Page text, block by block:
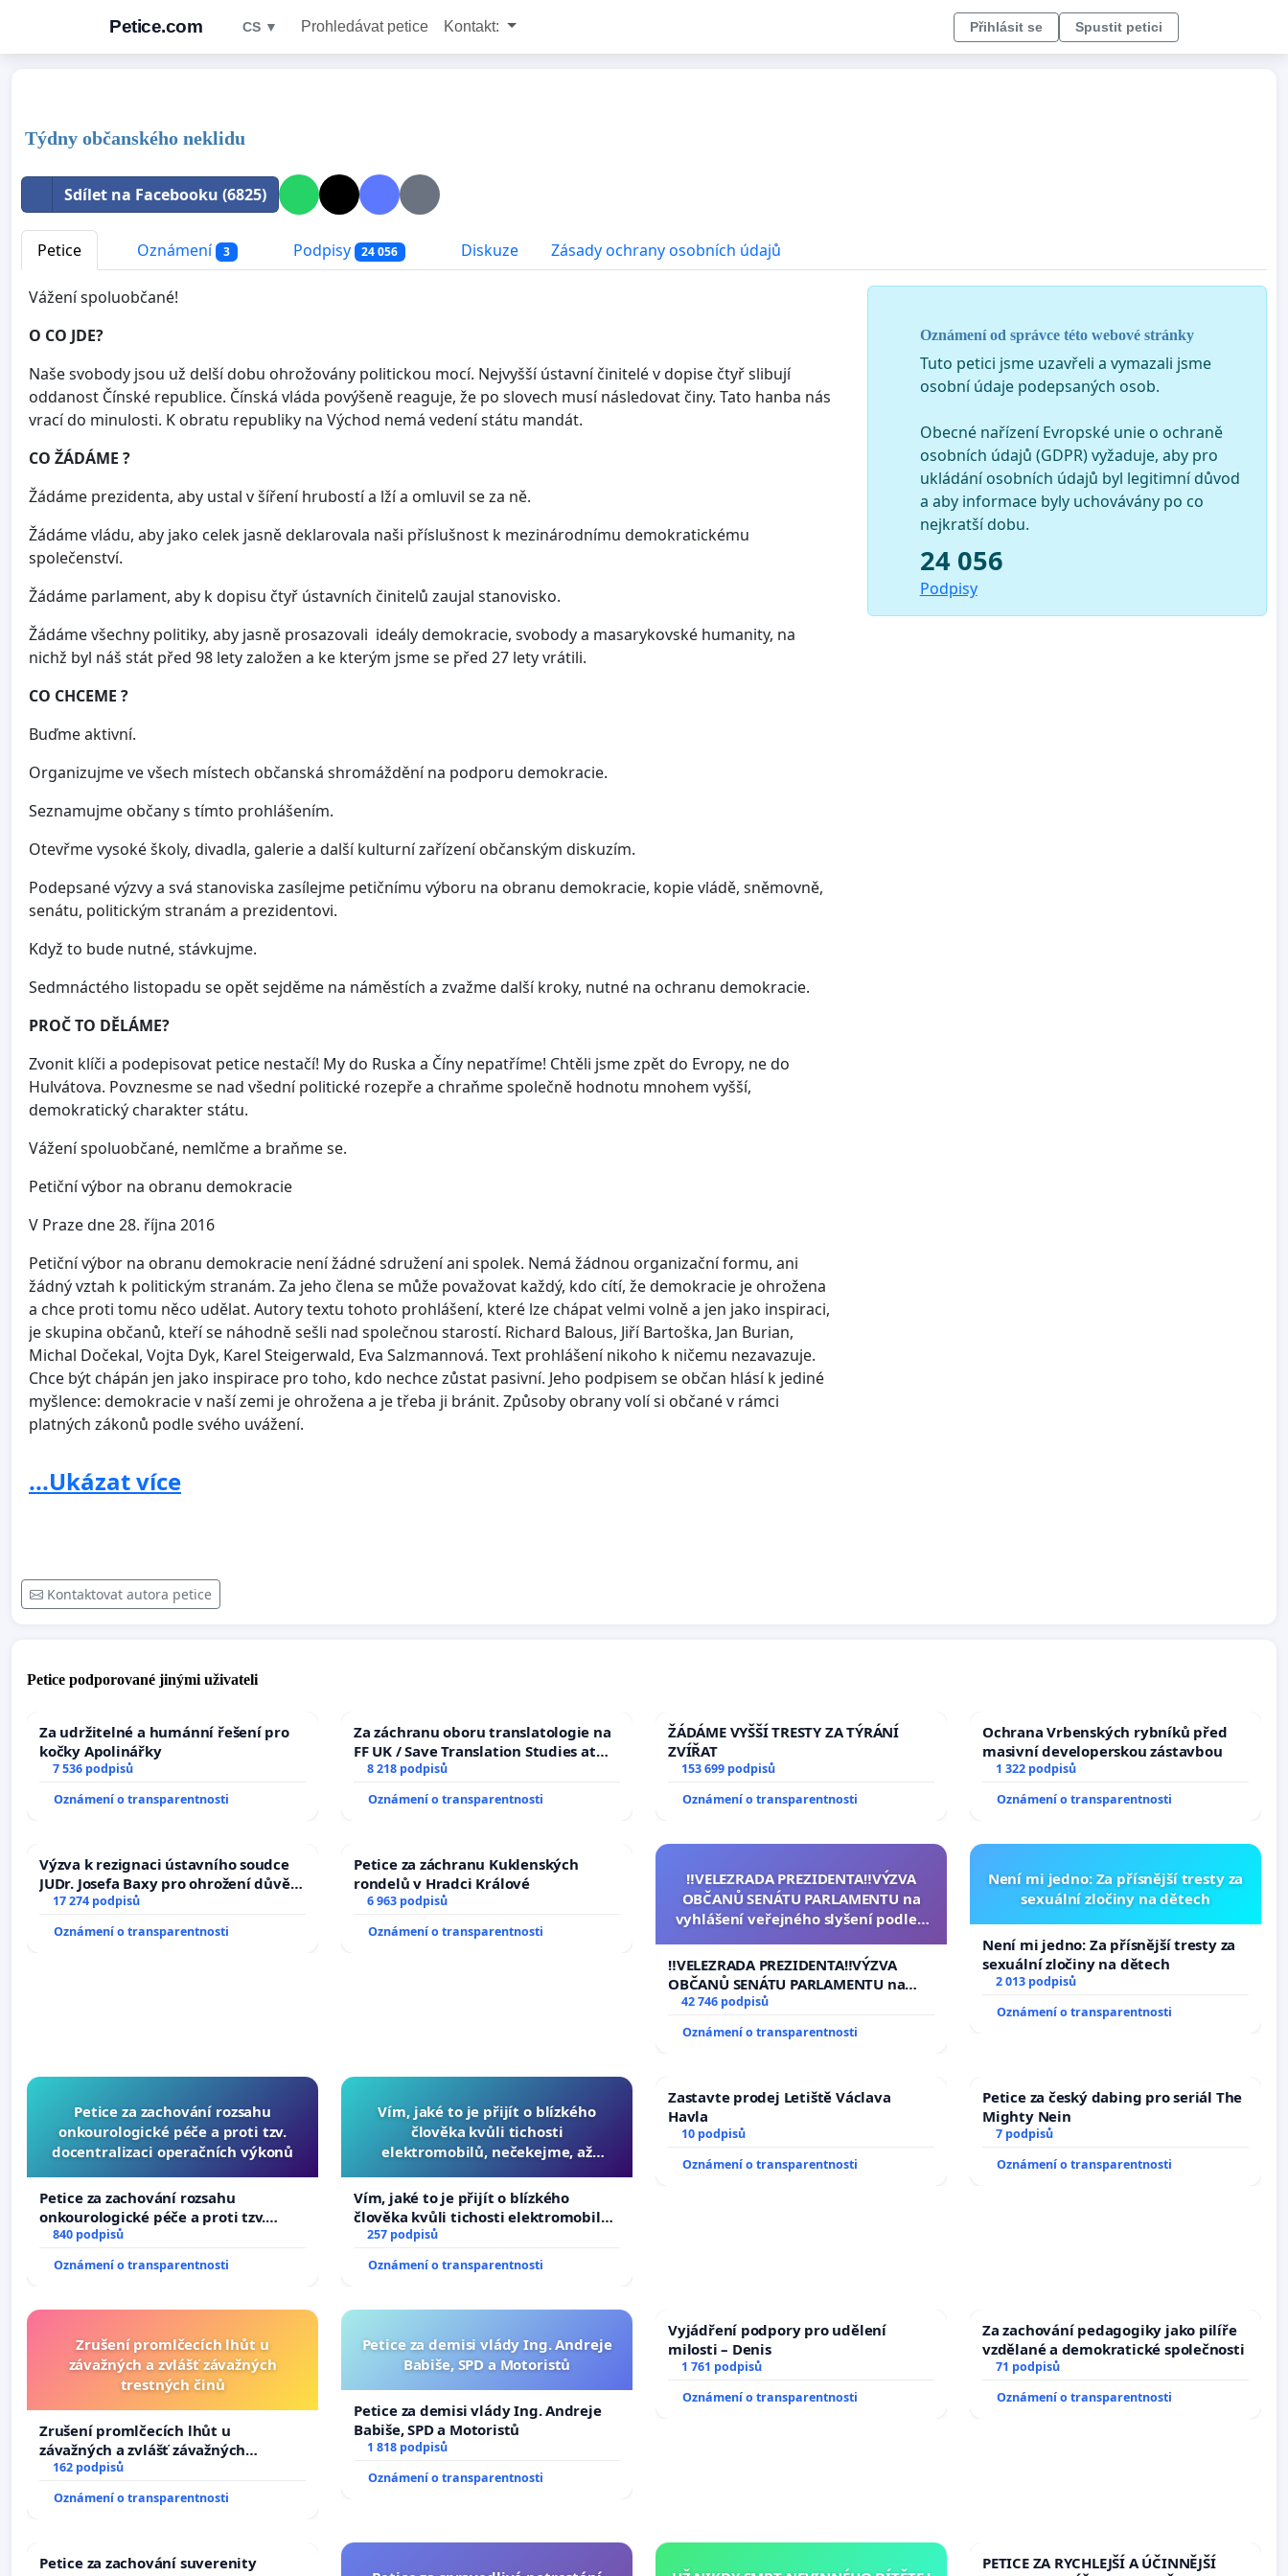
Petice.com CS ▼ Prohledávat petice Kontakt: Přihlásit se Spustit petici
Týdny občanského neklidu
Sdílet na Facebooku (6825)
Petice Oznámení 3 Podpisy 24 056 Diskuze Zásady ochrany osobních údajů
Vážení spoluobčané!
O CO JDE?
Naše svobody jsou už delší dobu ohrožovány politickou mocí. Nejvyšší ústavní činitelé v dopise čtyř slibují
oddanost Čínské republice. Čínská vláda povýšeně reaguje, že po slovech musí následovat činy. Tato hanba nás
vrací do minulosti. K obratu republiky na Východ nemá vedení státu mandát.
CO ŽÁDÁME ?
Žádáme prezidenta, aby ustal v šíření hrubostí a lží a omluvil se za ně.
Žádáme vládu, aby jako celek jasně deklarovala naši příslušnost k mezinárodnímu demokratickému
společenství.
Žádáme parlament, aby k dopisu čtyř ústavních činitelů zaujal stanovisko.
Žádáme všechny politiky, aby jasně prosazovali ideály demokracie, svobody a masarykovské humanity, na
nichž byl náš stát před 98 lety založen a ke kterým jsme se před 27 lety vrátili.
CO CHCEME ?
Buďme aktivní.
Organizujme ve všech místech občanská shromáždění na podporu demokracie.
Seznamujme občany s tímto prohlášením.
Otevřme vysoké školy, divadla, galerie a další kulturní zařízení občanským diskuzím.
Podepsané výzvy a svá stanoviska zasílejme petičnímu výboru na obranu demokracie, kopie vládě, sněmovně,
senátu, politickým stranám a prezidentovi.
Když to bude nutné, stávkujme.
Sedmnáctého listopadu se opět sejděme na náměstích a zvažme další kroky, nutné na ochranu demokracie.
PROČ TO DĚLÁME?
Zvonit klíči a podepisovat petice nestačí! My do Ruska a Číny nepatříme! Chtěli jsme zpět do Evropy, ne do
Hulvátova. Povznesme se nad všední politické rozepře a chraňme společně hodnotu mnohem vyšší,
demokratický charakter státu.
Vážení spoluobčané, nemlčme a braňme se.
Petiční výbor na obranu demokracie
V Praze dne 28. října 2016
Petiční výbor na obranu demokracie není žádné sdružení ani spolek. Nemá žádnou organizační formu, ani
žádný vztah k politickým stranám. Za jeho člena se může považovat každý, kdo cítí, že demokracie je ohrožena
a chce proti tomu něco udělat. Autory textu tohoto prohlášení, které lze chápat velmi volně a jen jako inspiraci,
je skupina občanů, kteří se náhodně sešli nad společnou starostí. Richard Balous, Jiří Bartoška, Jan Burian,
Michal Dočekal, Vojta Dyk, Karel Steigerwald, Eva Salzmannová. Text prohlášení nikoho k ničemu nezavazuje.
Chce být chápán jen jako inspirace pro toho, kdo nechce zůstat pasivní. Jeho podpisem se občan hlásí k jediné
myšlence: demokracie v naší zemi je ohrožena a je třeba ji bránit. Způsoby obrany volí si občané v rámci
platných zákonů podle svého uvážení.
Burešová, advokátka Libor Pešek, dirigent Roman Holý, hudebník Dan Bárta, zpěvák Roman Zach, herec
Simona Matásková, dramaturgyně Robert Balzar, hudebník Miroslav Chyška, hudebnik Jan Maxián, hudebník
Geislerová, herečka Ondřej Trojan, producent Pavel Beneš, grafik Eva Pilarová, zpěvačka Radka Denemarková,
Ondřej Vetchý, herec Roman Říčař, herec Ondřej Ruml, zpěvák Ing. Jan Martinek, KAV JUDr. Zuzana Špitálská,
advokátka Tatiana Vilhelmová, herečka PhDr. Olga Sozanská, psycholog Jiří Sozanský, ak. Malíř Antonín Střížek,
ak. malíř, Josef Buchta, bandleader Dadja Altenburg Kohl, mecenáška Daniel Pešta, vizuální umělec Dagmar
Fisteinova, spisovatelka
...Ukázat více
Kontaktovat autora petice
Oznámení od správce této webové stránky
Tuto petici jsme uzavřeli a vymazali jsme
osobní údaje podepsaných osob.
Obecné nařízení Evropské unie o ochraně
osobních údajů (GDPR) vyžaduje, aby pro
ukládání osobních údajů byl legitimní důvod
a aby informace byly uchovávány po co
nejkratší dobu.
24 056
Podpisy
Petice podporované jinými uživateli
Za udržitelné a humánní řešení pro
kočky Apolinářky
7 536 podpisů
Oznámení o transparentnosti
Za záchranu oboru translatologie na
FF UK / Save Translation Studies at
the Faculty of Arts, Charles
8 218 podpisů
Oznámení o transparentnosti
ŽÁDÁME VYŠŠÍ TRESTY ZA TÝRÁNÍ
ZVÍŘAT
153 699 podpisů
Oznámení o transparentnosti
Ochrana Vrbenských rybníků před
masivní developerskou zástavbou
1 322 podpisů
Oznámení o transparentnosti
Výzva k rezignaci ústavního soudce
JUDr. Josefa Baxy pro ohrožení důvěry
ve spravedlivý proces
17 274 podpisů
Oznámení o transparentnosti
Petice za záchranu Kuklenských
rondelů v Hradci Králové
6 963 podpisů
Oznámení o transparentnosti
‼️VELEZRADA PREZIDENTA‼️VÝZVA
OBČANŮ SENÁTU PARLAMENTU na
vyhlášení veřejného slyšení podle §
na přijetí usnesení k podání ústavní
žaloby na prezidenta republiky
‼️VELEZRADA PREZIDENTA‼️VÝZVA
OBČANŮ SENÁTU PARLAMENTU na
vyhlášení veřejného slyšení podle §
na přijetí usnesení k podání ústavní
42 746 podpisů
Oznámení o transparentnosti
Není mi jedno: Za přísnější tresty za
sexuální zločiny na dětech
Není mi jedno: Za přísnější tresty za
sexuální zločiny na dětech
2 013 podpisů
Oznámení o transparentnosti
Petice za zachování rozsahu
onkourologické péče a proti tzv.
docentralizaci operačních výkonů
Petice za zachování rozsahu
onkourologické péče a proti tzv.
docentralizaci operačních výkonů
840 podpisů
Oznámení o transparentnosti
Vím, jaké to je přijít o blízkého
člověka kvůli tichosti
elektromobilů, nečekejme, až
auta!
Vím, jaké to je přijít o blízkého
člověka kvůli tichosti elektromobilů,
nečekejme, až přibydou další,
257 podpisů
Oznámení o transparentnosti
Zastavte prodej Letiště Václava
Havla
10 podpisů
Oznámení o transparentnosti
Petice za český dabing pro seriál The
Mighty Nein
7 podpisů
Oznámení o transparentnosti
Zrušení promlčecích lhůt u
závažných a zvlášť závažných
trestných činů
Zrušení promlčecích lhůt u
závažných a zvlášť závažných
trestných činů
162 podpisů
Oznámení o transparentnosti
Petice za demisi vlády Ing. Andreje
Babiše, SPD a Motoristů
Petice za demisi vlády Ing. Andreje
Babiše, SPD a Motoristů
1 818 podpisů
Oznámení o transparentnosti
Vyjádření podpory pro udělení
milosti – Denis
1 761 podpisů
Oznámení o transparentnosti
Za zachování pedagogiky jako pilíře
vzdělané a demokratické společnosti
71 podpisů
Oznámení o transparentnosti
Petice za zachování suverenity
PETICE ZA RYCHLEJŠÍ A ÚČINNĚJŠÍ